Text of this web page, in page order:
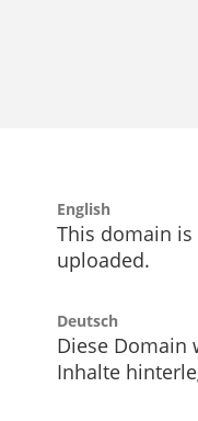
English
This domain is
uploaded.
Deutsch
Diese Domain
Inhalte